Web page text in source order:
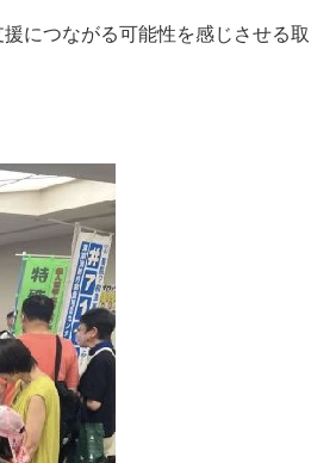
につながる可能性を感じさせる取